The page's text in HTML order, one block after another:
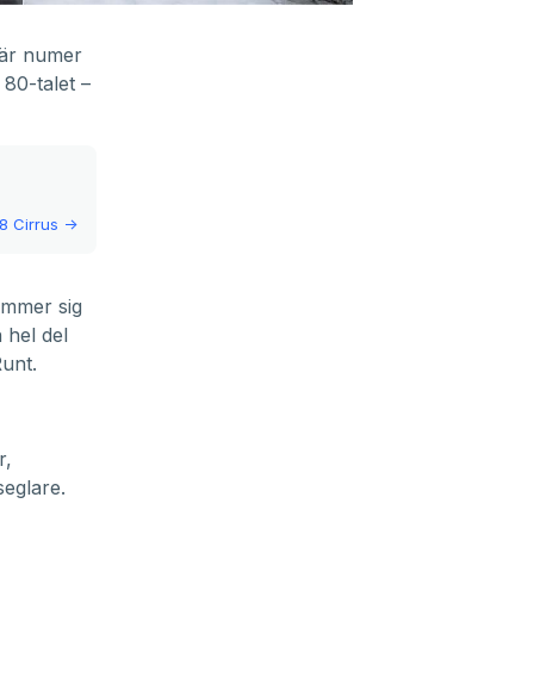
numer
talet –
Cirrus ->
sig
hel del